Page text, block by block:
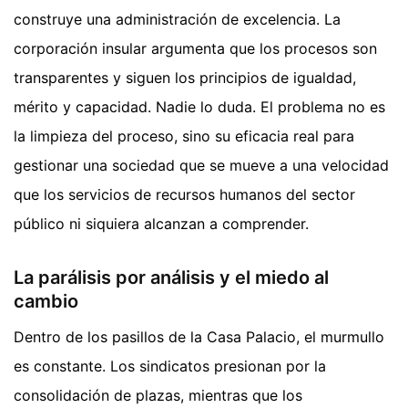
construye una administración de excelencia. La
corporación insular argumenta que los procesos son
transparentes y siguen los principios de igualdad,
mérito y capacidad. Nadie lo duda. El problema no es
la limpieza del proceso, sino su eficacia real para
gestionar una sociedad que se mueve a una velocidad
que los servicios de recursos humanos del sector
público ni siquiera alcanzan a comprender.
La parálisis por análisis y el miedo al
cambio
Dentro de los pasillos de la Casa Palacio, el murmullo
es constante. Los sindicatos presionan por la
consolidación de plazas, mientras que los